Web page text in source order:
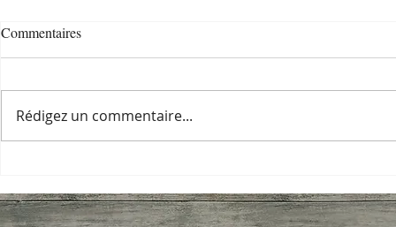
A venir ...
à Boissise-
Commentaires
Rédigez un commentaire...